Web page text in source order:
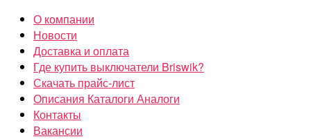
Перейти
содержимому
О компании
Новости
Доставка и оплата
Где купить выключатели Briswik?
Скачать прайс-лист
Описания Каталоги Аналоги
Контакты
Вакансии